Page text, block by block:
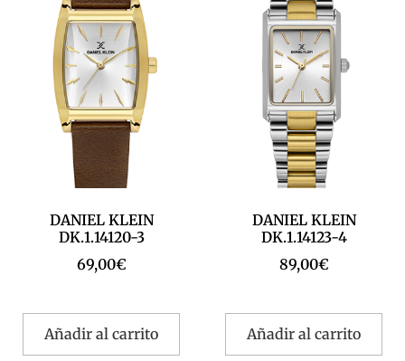
DANIEL KLEIN
DK.1.14120-3
69,00€
Añadir al carrito
DANIEL KLEIN
DK.1.14123-4
89,00€
Añadir al carrito